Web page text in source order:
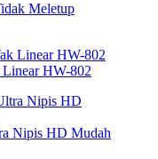
Meletup
Linear HW-802
Nipis HD Mudah